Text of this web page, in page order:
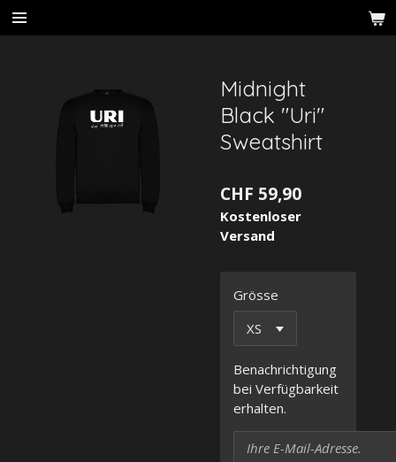
Zum
Hauptinhalt
Midnight
Black "Uri"
Sweatshirt
CHF 59,90
Kostenloser
Versand
Grösse
Benachrichtigung
bei Verfügbarkeit
erhalten.